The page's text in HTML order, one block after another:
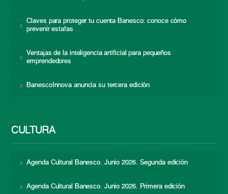
Claves para proteger tu cuenta Banesco: conoce cómo
prevenir estafas
Ventajas de la inteligencia artificial para pequeños
emprendedores
BanescoInnova anuncia su tercera edición
CULTURA
Agenda Cultural Banesco. Junio 2026. Segunda edición
Agenda Cultural Banesco. Junio 2026. Primera edición